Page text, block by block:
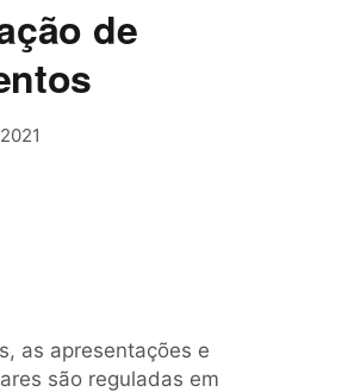
de
as apresentações e
são reguladas em